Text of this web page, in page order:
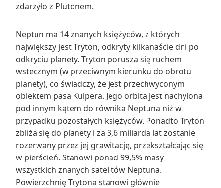
zdarzyło z Plutonem.
Neptun ma 14 znanych księżyców, z których
największy jest Tryton, odkryty kilkanaście dni po
odkryciu planety. Tryton porusza się ruchem
wstecznym (w przeciwnym kierunku do obrotu
planety), co świadczy, że jest przechwyconym
obiektem pasa Kuipera. Jego orbita jest nachylona
pod innym kątem do równika Neptuna niż w
przypadku pozostałych księżyców. Ponadto Tryton
zbliża się do planety i za 3,6 miliarda lat zostanie
rozerwany przez jej grawitację, przekształcając się
w pierścień. Stanowi ponad 99,5% masy
wszystkich znanych satelitów Neptuna.
Powierzchnię Trytona stanowi głównie